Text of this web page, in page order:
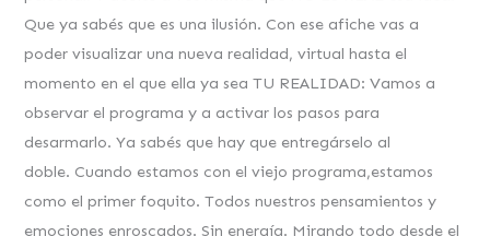
Que ya sabés que es una ilusión. Con ese afiche vas a
poder visualizar una nueva realidad, virtual hasta el
momento en el que ella ya sea TU REALIDAD: Vamos a
observar el programa y a activar los pasos para
desarmarlo. Ya sabés que hay que entregárselo al
doble. Cuando estamos con el viejo programa,estamos
como el primer foquito. Todos nuestros pensamientos y
emociones enroscados. Sin energía. Mirando todo desde el